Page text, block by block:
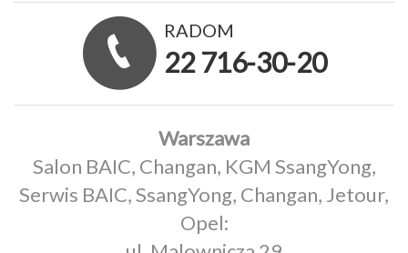
RADOM
22 716-30-20
Warszawa
Salon BAIC, Changan, KGM SsangYong,
Serwis BAIC, SsangYong, Changan, Jetour,
Opel: